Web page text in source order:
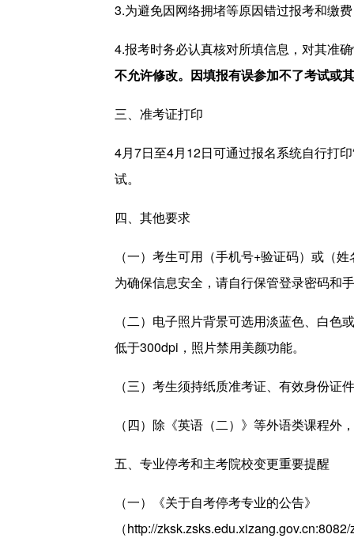
3.为避免因网络拥堵等原因错过报考和缴
4.报考时务必认真核对所填信息，对其准
不允许修改。 因填报有误参加不了考试或
三、准考证打印
4月7日至4月12日可通过报名系统自行打
试。
四、其他要求
（一）考生可用（手机号+验证码）或（
为确保信息安全，请自行保管登录密码和
（二）电子照片背景可选用淡蓝色、白
低于300dpi，照片禁用美颜功能。
（三）考生须持纸质准考证、有效身份
（四）除《英语（二）》等外语类课程
五、专业停考和主考院校变更重要提醒
（一）《关于自考停考专业的公告》
（http://